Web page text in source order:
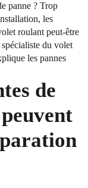
panne ? Trop
les
roulant peut-être
du volet
les pannes
de